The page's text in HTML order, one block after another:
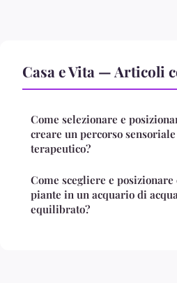
Casa e Vita — Articoli
Come selezionare e
creare un percorso
terapeutico?
Come scegliere e
piante in un acquario di
equilibrato?